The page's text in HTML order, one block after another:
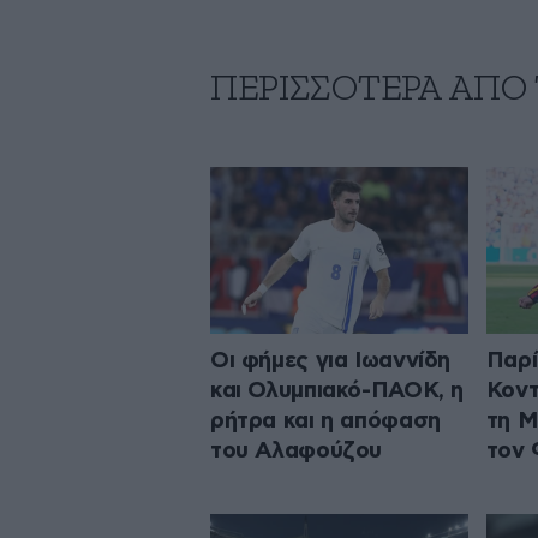
ΠΕΡΙΣΣΟΤΕΡΑ ΑΠΟ
Οι φήμες για Ιωαννίδη
και Ολυμπιακό-ΠΑΟΚ, η
ρήτρα και η απόφαση
του Αλαφούζου
τη
τον